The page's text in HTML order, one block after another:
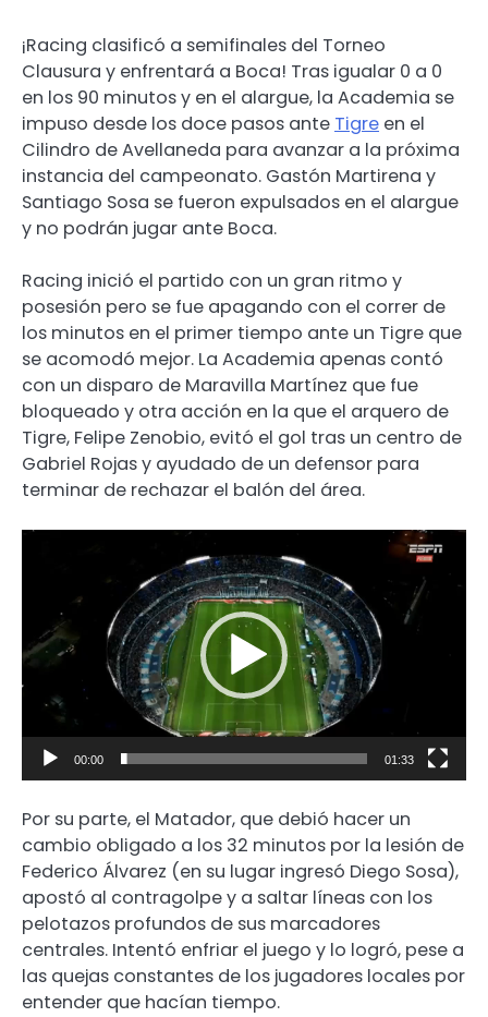
¡Racing clasificó a semifinales del Torneo
Clausura y enfrentará a Boca! Tras igualar 0 a 0
en los 90 minutos y en el alargue, la Academia se
impuso desde los doce pasos ante Tigre en el
Cilindro de Avellaneda para avanzar a la próxima
instancia del campeonato. Gastón Martirena y
Santiago Sosa se fueron expulsados en el alargue
y no podrán jugar ante Boca.
Racing inició el partido con un gran ritmo y
posesión pero se fue apagando con el correr de
los minutos en el primer tiempo ante un Tigre que
se acomodó mejor. La Academia apenas contó
con un disparo de Maravilla Martínez que fue
bloqueado y otra acción en la que el arquero de
Tigre, Felipe Zenobio, evitó el gol tras un centro de
Gabriel Rojas y ayudado de un defensor para
terminar de rechazar el balón del área.
de
video
00:00 01:33
Por su parte, el Matador, que debió hacer un
cambio obligado a los 32 minutos por la lesión de
Federico Álvarez (en su lugar ingresó Diego Sosa),
apostó al contragolpe y a saltar líneas con los
pelotazos profundos de sus marcadores
centrales. Intentó enfriar el juego y lo logró, pese a
las quejas constantes de los jugadores locales por
entender que hacían tiempo.